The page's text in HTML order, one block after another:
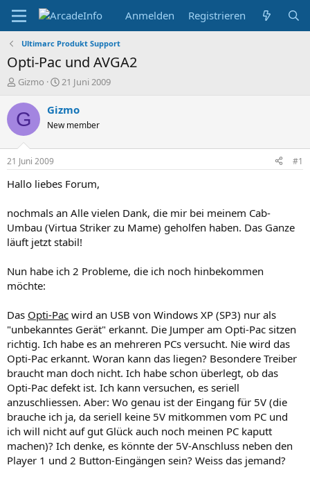
Anmelden Registrieren
Ultimarc Produkt Support
Opti-Pac und AVGA2
E
s
t
e
r
Gizmo
E
s
e
t
a
21 Juni 2009
G Gizmo
New member
21 Juni 2009 #1
Hallo liebes Forum,
nochmals an Alle vielen Dank, die mir bei meinem Cab-
Umbau (Virtua Striker zu Mame) geholfen haben. Das Ganze
läuft jetzt stabil!
Nun habe ich 2 Probleme, die ich noch hinbekommen
möchte:
Das Opti-Pac wird an USB von Windows XP (SP3) nur als
"unbekanntes Gerät" erkannt. Die Jumper am Opti-Pac sitzen
richtig. Ich habe es an mehreren PCs versucht. Nie wird das
Opti-Pac erkannt. Woran kann das liegen? Besondere Treiber
braucht man doch nicht. Ich habe schon überlegt, ob das
Opti-Pac defekt ist. Ich kann versuchen, es seriell
anzuschliessen. Aber: Wo genau ist der Eingang für 5V (die
brauche ich ja, da seriell keine 5V mitkommen vom PC und
ich will nicht auf gut Glück auch noch meinen PC kaputt
machen)? Ich denke, es könnte der 5V-Anschluss neben den
Player 1 und 2 Button-Eingängen sein? Weiss das jemand?